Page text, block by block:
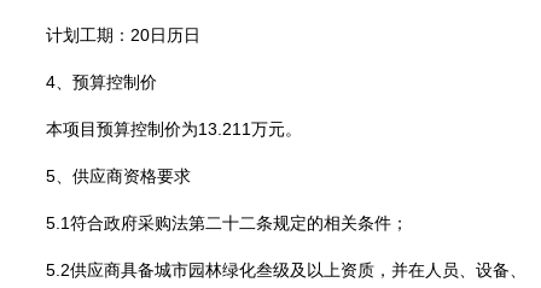
计划工期：20日历日
4、预算控制价
本项目预算控制价为13.211万元。
5、供应商资格要求
5.1符合政府采购法第二十二条规定的相关条件；
5.2供应商具备城市园林绿化叁级及以上资质，并在人员、设备、